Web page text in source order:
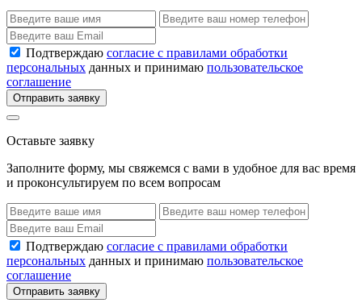
Подтверждаю согласие с правилами обработки
персональных данных и принимаю пользовательское
соглашение
Отправить заявку
Оставьте заявку
Заполните форму, мы свяжемся с вами в удобное для вас время
и проконсультируем по всем вопросам
Подтверждаю согласие с правилами обработки
персональных данных и принимаю пользовательское
соглашение
Отправить заявку